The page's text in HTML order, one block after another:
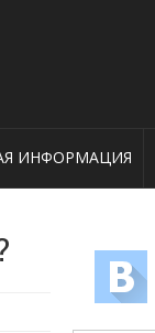
ИНФОРМАЦИЯ